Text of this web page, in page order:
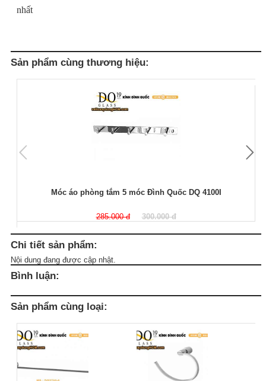
nhất
Sản phẩm cùng thương hiệu:
Móc áo phòng tắm 5 móc Đình Quốc DQ 4100I
285.000 đ 300.000 đ
Chi tiết sản phẩm:
Nội dung đang được cập nhật.
Bình luận:
Sản phẩm cùng loại: